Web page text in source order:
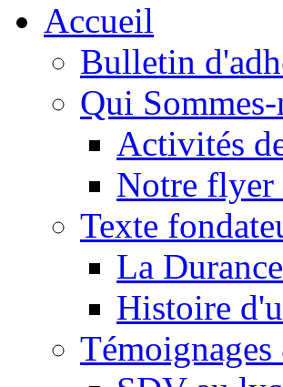
Accueil
Bulletin
Qui
Activités
Notre flyer
Texte
La
Histoire